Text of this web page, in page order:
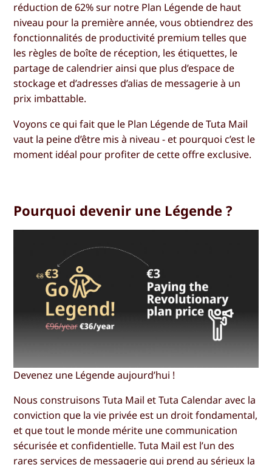
réduction de 62% sur notre Plan Légende de haut
niveau pour la première année, vous obtiendrez des
fonctionnalités de productivité premium telles que
les règles de boîte de réception, les étiquettes, le
partage de calendrier ainsi que plus d’espace de
stockage et d’adresses d’alias de messagerie à un
prix imbattable.
Voyons ce qui fait que le Plan Légende de Tuta Mail
vaut la peine d’être mis à niveau - et pourquoi c’est le
moment idéal pour profiter de cette offre exclusive.
Pourquoi devenir une Légende ?
Devenez une Légende aujourd’hui !
Nous construisons Tuta Mail et Tuta Calendar avec la
conviction que la vie privée est un droit fondamental,
et que tout le monde mérite une communication
sécurisée et confidentielle. Tuta Mail est l’un des
rares services de messagerie qui prend au sérieux la